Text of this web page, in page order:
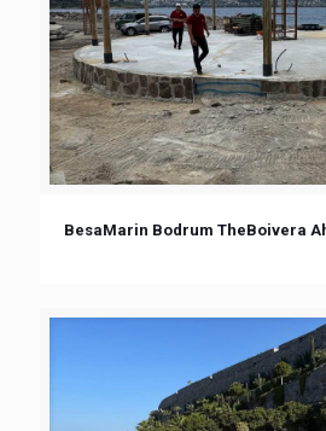
BesaMarin Bodrum TheBoivera